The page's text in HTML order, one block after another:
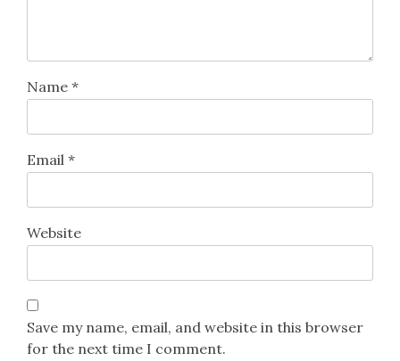
Name *
Email *
Website
Save my name, email, and website in this browser
for the next time I comment.